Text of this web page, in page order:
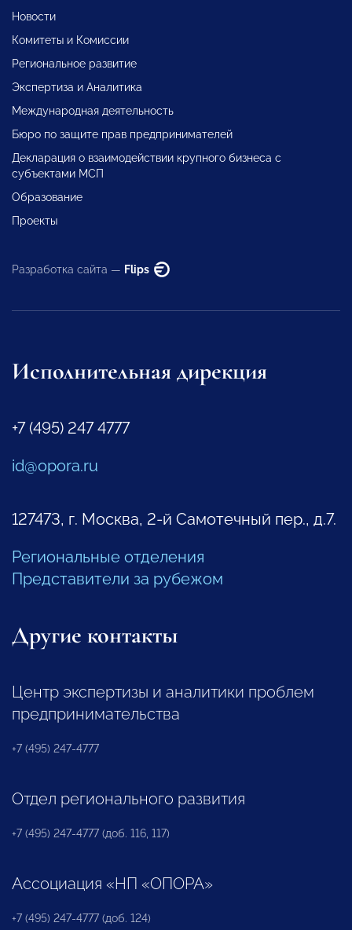
Новости
Комитеты и Комиссии
Региональное развитие
Экспертиза и Аналитика
Международная деятельность
Бюро по защите прав предпринимателей
Декларация о взаимодействии крупного бизнеса с
субъектами МСП
Образование
Проекты
Разработка сайта — Flips
Исполнительная дирекция
+7 (495) 247 4777
id@opora.ru
127473, г. Москва, 2-й Самотечный пер., д.7.
Региональные отделения
Представители за рубежом
Другие контакты
Центр экспертизы и аналитики проблем
предпринимательства
+7 (495) 247-4777
Отдел регионального развития
+7 (495) 247-4777 (доб. 116, 117)
Ассоциация «НП «ОПОРА»
+7 (495) 247-4777 (доб. 124)